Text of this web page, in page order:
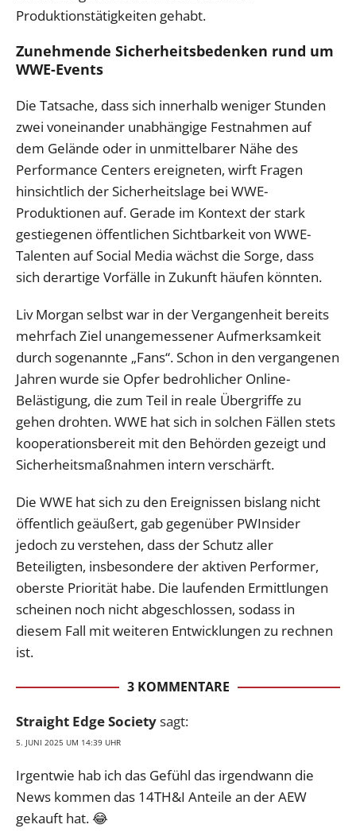
Produktionstätigkeiten gehabt.
Zunehmende Sicherheitsbedenken rund um
WWE-Events
Die Tatsache, dass sich innerhalb weniger Stunden
zwei voneinander unabhängige Festnahmen auf
dem Gelände oder in unmittelbarer Nähe des
Performance Centers ereigneten, wirft Fragen
hinsichtlich der Sicherheitslage bei WWE-
Produktionen auf. Gerade im Kontext der stark
gestiegenen öffentlichen Sichtbarkeit von WWE-
Talenten auf Social Media wächst die Sorge, dass
sich derartige Vorfälle in Zukunft häufen könnten.
Liv Morgan selbst war in der Vergangenheit bereits
mehrfach Ziel unangemessener Aufmerksamkeit
durch sogenannte „Fans“. Schon in den vergangenen
Jahren wurde sie Opfer bedrohlicher Online-
Belästigung, die zum Teil in reale Übergriffe zu
gehen drohten. WWE hat sich in solchen Fällen stets
kooperationsbereit mit den Behörden gezeigt und
Sicherheitsmaßnahmen intern verschärft.
Die WWE hat sich zu den Ereignissen bislang nicht
öffentlich geäußert, gab gegenüber PWInsider
jedoch zu verstehen, dass der Schutz aller
Beteiligten, insbesondere der aktiven Performer,
oberste Priorität habe. Die laufenden Ermittlungen
scheinen noch nicht abgeschlossen, sodass in
diesem Fall mit weiteren Entwicklungen zu rechnen
ist.
3 KOMMENTARE
Straight Edge Societysagt:
5. JUNI 2025 UM 14:39 UHR
Irgentwie hab ich das Gefühl das irgendwann die
News kommen das 14TH&I Anteile an der AEW
gekauft hat. 😂